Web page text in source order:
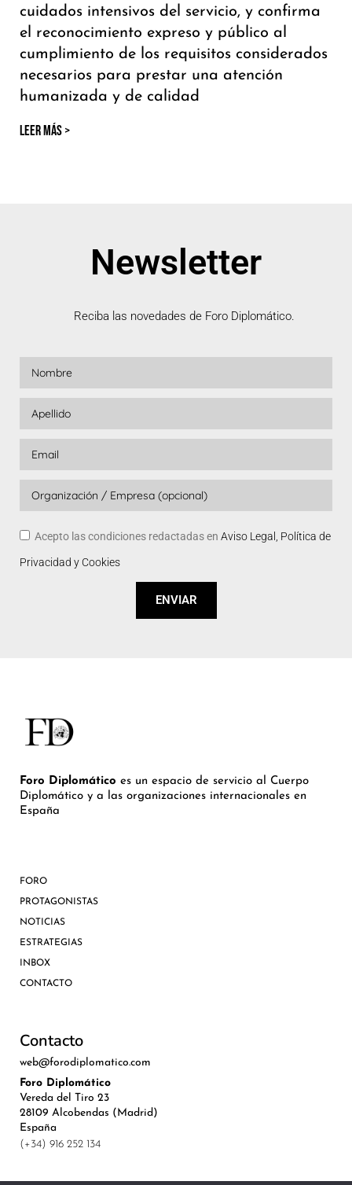
cuidados intensivos del servicio, y confirma
el reconocimiento expreso y público al
cumplimiento de los requisitos considerados
necesarios para prestar una atención
humanizada y de calidad
LEER MÁS >
Newsletter
Reciba las novedades de Foro Diplomático.
Acepto las condiciones redactadas en Aviso Legal, Política de
Privacidad y Cookies
ENVIAR
Foro Diplomático es un espacio de servicio al Cuerpo
Diplomático y a las organizaciones internacionales en
España
FORO
PROTAGONISTAS
NOTICIAS
ESTRATEGIAS
INBOX
CONTACTO
Contacto
web@forodiplomatico.com
Foro Diplomático
Vereda del Tiro 23
28109 Alcobendas (Madrid)
España
(+34) 916 252 134